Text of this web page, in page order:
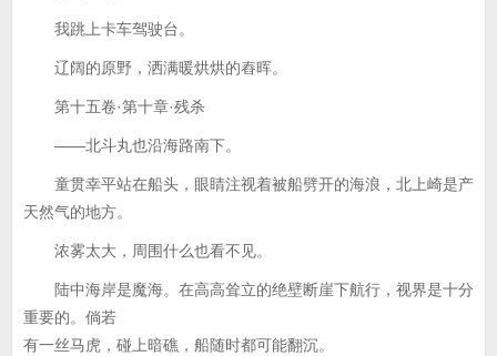
我跳上卡车驾驶台。
辽阔的原野，洒满暖烘烘的舂晖。
第十五卷·第十章·残杀
——北斗丸也沿海路南下。
童贯幸平站在船头，眼睛注视着被船劈开的海浪，北上崎是产
天然气的地方。
浓雾太大，周围什么也看不见。
陆中海岸是魔海。在高高耸立的绝壁断崖下航行，视界是十分
重要的。倘若
有一丝马虎，碰上暗礁，船随时都可能翻沉。